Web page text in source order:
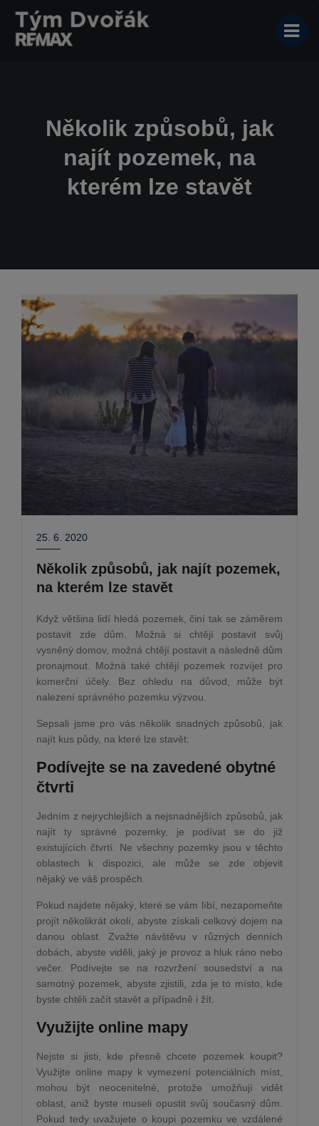
Několik způsobů, jak
najít pozemek, na
kterém lze stavět
25. 6. 2020
Několik způsobů, jak najít pozemek,
na kterém lze stavět
Když většina lidí hledá pozemek, činí tak se záměrem
postavit zde dům. Možná si chtějí postavit svůj
vysněný domov, možná chtějí postavit a následně dům
pronajmout. Možná také chtějí pozemek rozvíjet pro
komerční účely. Bez ohledu na důvod, může být
nalezení správného pozemku výzvou.
Sepsali jsme pro vás několik snadných způsobů, jak
najít kus půdy, na které lze stavět:
Podívejte se na zavedené obytné
čtvrti
Jedním z nejrychlejších a nejsnadnějších způsobů, jak
najít ty správné pozemky, je podívat se do již
existujících čtvrtí. Ne všechny pozemky jsou v těchto
oblastech k dispozici, ale může se zde objevit
nějaký ve váš prospěch.
Pokud najdete nějaký, které se vám líbí, nezapomeňte
projít několikrát okolí, abyste získali celkový dojem na
danou oblast. Zvažte návštěvu v různých denních
dobách, abyste viděli, jaký je provoz a hluk ráno nebo
večer. Podívejte se na rozvržení sousedství a na
samotný pozemek, abyste zjistili, zda je to místo, kde
byste chtěli začít stavět a případně i žít.
Využijte online mapy
Nejste si jisti, kde přesně chcete pozemek koupit?
Využijte online mapy k vymezení potenciálních míst,
mohou být neocenitelné, protože umožňují vidět
oblast, aniž byste museli opustit svůj současný dům.
Pokud tedy uvažujete o koupi pozemku ve vzdálené